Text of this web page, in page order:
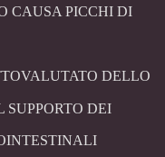
CAUSA PICCHI DI
DELLO
SUPPORTO DEI